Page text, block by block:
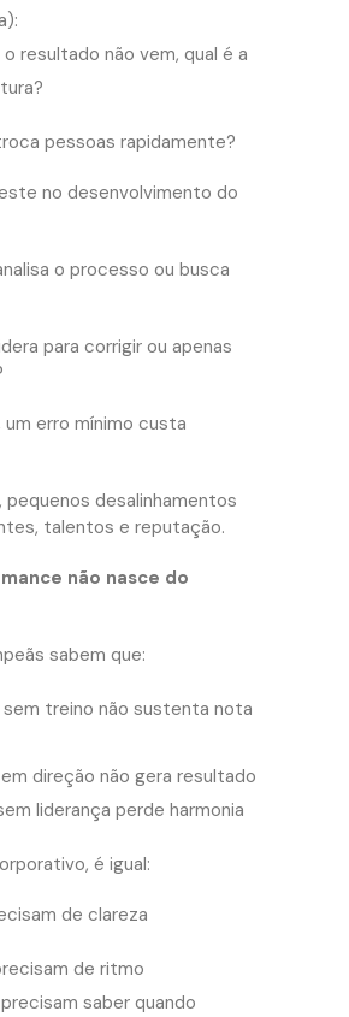
resultado não vem, qual é a
pessoas rapidamente?
no desenvolvimento do
o processo ou busca
para corrigir ou apenas
um erro mínimo custa
pequenos desalinhamentos
talentos e reputação.
não nasce do
sabem que:
treino não sustenta nota
direção não gera resultado
liderança perde harmonia
é igual:
de clareza
de ritmo
saber quando